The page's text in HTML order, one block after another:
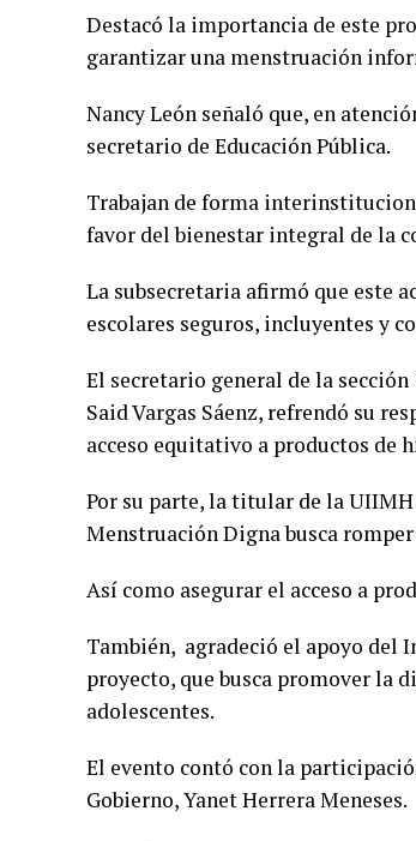
Destacó la importancia de este
garantizar una menstruación
Nancy León señaló que, en
secretario de Educación Pública.
Trabajan de forma
favor del bienestar integral de la
La subsecretaria afirmó que este
escolares seguros, incluyentes y
El secretario general de la
Said Vargas Sáenz, refrendó su
acceso equitativo a productos de
Por su parte, la titular de la UIIMH
Menstruación Digna busca
Así como asegurar el acceso a
También, agradeció el apoyo del
proyecto, que busca promover la
adolescentes.
El evento contó con la
Gobierno, Yanet Herrera Meneses.